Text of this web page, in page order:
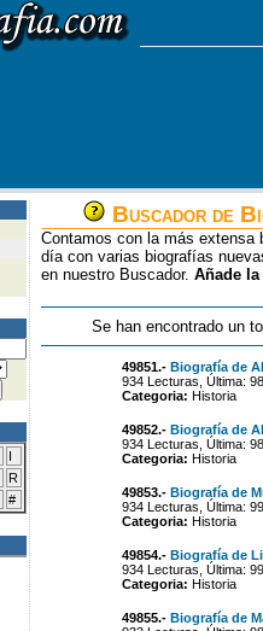
I
R
#
Buscador de
Contamos con la más extensa
día con varias biografías
en nuestro Buscador. Añade
Se han encontrado un
49851.- Biografía de
934 Lecturas, Última:
Categoria: Historia
49852.- Biografía de
934 Lecturas, Última:
Categoria: Historia
49853.- Biografía de
934 Lecturas, Última:
Categoria: Historia
49854.- Biografía de
934 Lecturas, Última:
Categoria: Historia
49855.- Biografía de